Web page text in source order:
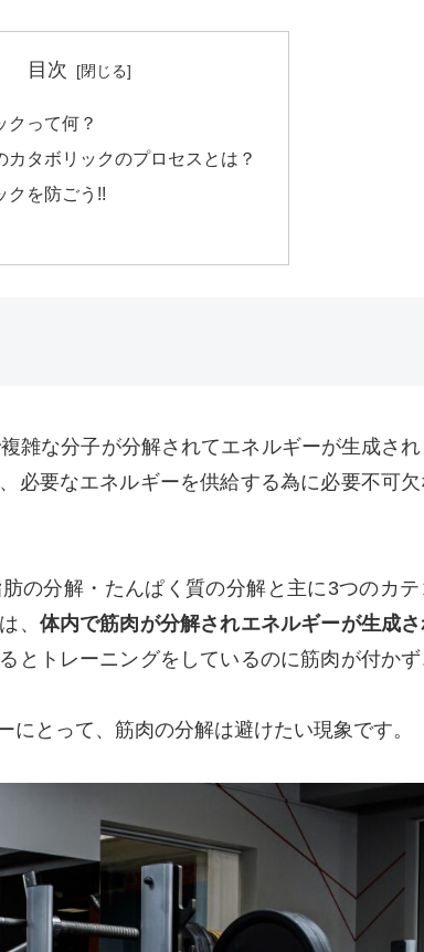
目次
クって何？
カタボリックのプロセスとは？
クを防ごう!!
雑な分子が分解されてエネルギーが生成さ
必要なエネルギーを供給する為に必要不可欠
の分解・たんぱく質の分解と主に3つのカ
、 体内で筋肉が分解されエネルギーが生成
とトレーニングをしているのに筋肉が付か
とって、筋肉の分解は避けたい現象です。